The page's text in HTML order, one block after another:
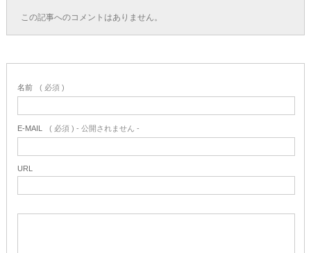
この記事へのコメントはありません。
名前 ( 必須 )
E-MAIL ( 必須 ) - 公開されません -
URL